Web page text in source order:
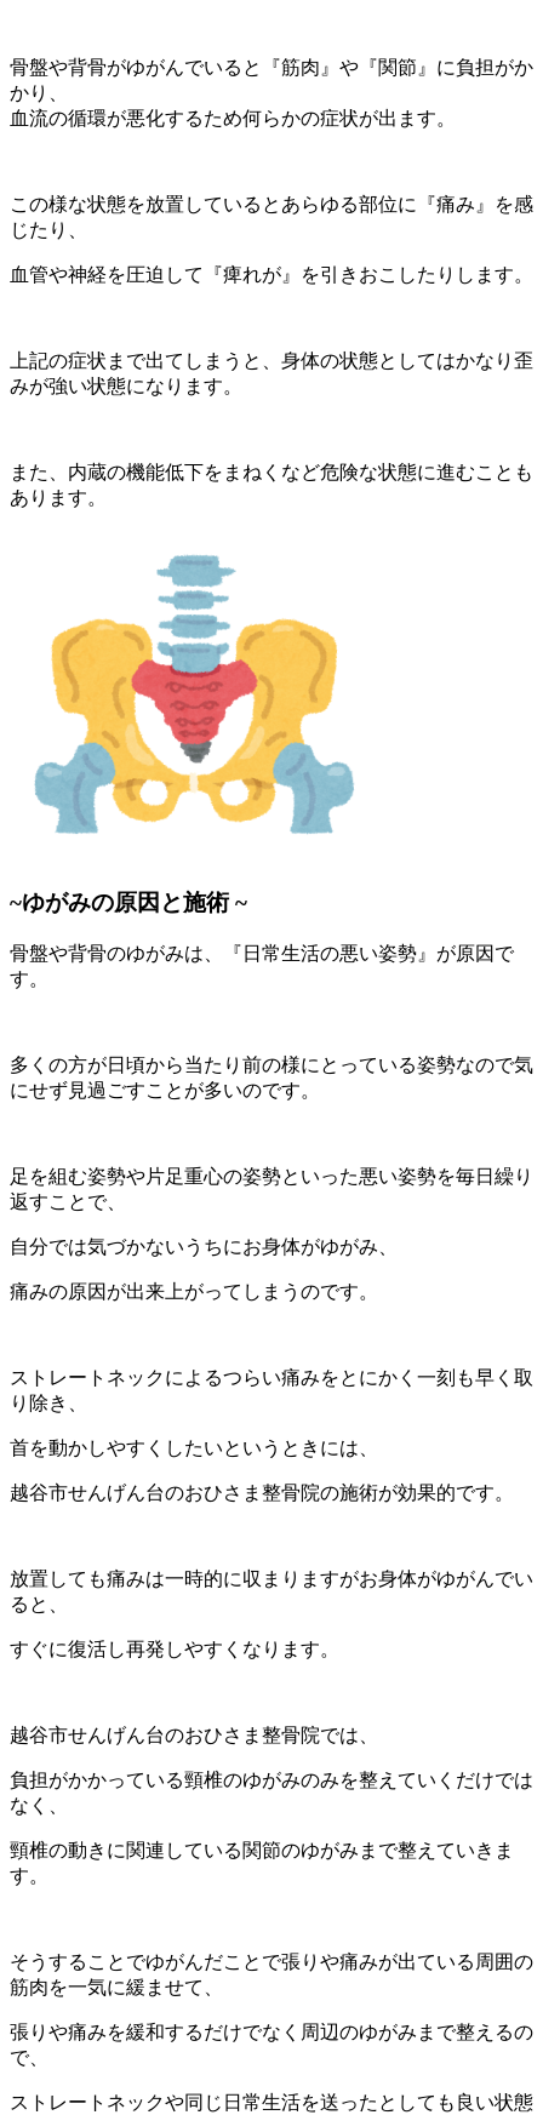
骨盤や背骨がゆがんでいると『筋肉』や『関節』に負担がか
かり、
血流の循環が悪化するため何らかの症状が出ます。
この様な状態を放置しているとあらゆる部位に『痛み』を感
じたり、
血管や神経を圧迫して『痺れが』を引きおこしたりします。
上記の症状まで出てしまうと、身体の状態としてはかなり歪
みが強い状態になります。
また、内蔵の機能低下をまねくなど危険な状態に進むことも
あります。
~ゆがみの原因と施術 ~
骨盤や背骨のゆがみは、『日常生活の悪い姿勢』が原因で
す。
多くの方が日頃から当たり前の様にとっている姿勢なので気
にせず見過ごすことが多いのです。
足を組む姿勢や片足重心の姿勢といった悪い姿勢を毎日繰り
返すことで、
自分では気づかないうちにお身体がゆがみ、
痛みの原因が出来上がってしまうのです。
ストレートネックによるつらい痛みをとにかく一刻も早く取
り除き、
首を動かしやすくしたいというときには、
越谷市せんげん台のおひさま整骨院の施術が効果的です。
放置しても痛みは一時的に収まりますがお身体がゆがんでい
ると、
すぐに復活し再発しやすくなります。
越谷市せんげん台のおひさま整骨院では、
負担がかかっている頸椎のゆがみのみを整えていくだけでは
なく、
頸椎の動きに関連している関節のゆがみまで整えていきま
す。
そうすることでゆがんだことで張りや痛みが出ている周囲の
筋肉を一気に緩ませて、
張りや痛みを緩和するだけでなく周辺のゆがみまで整えるの
で、
ストレートネックや同じ日常生活を送ったとしても良い状態